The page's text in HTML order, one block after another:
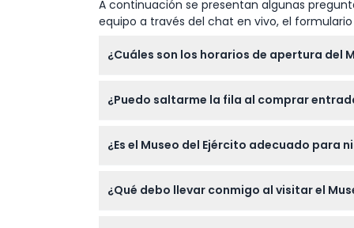
Ubicación
A continuación se presentan algunas
equipo a través del chat en vivo, el
¿Cuáles son los horarios de apertura del
cerrado el 1 de enero, 1 de mayo y 25 de
¿Puedo saltarme la fila al comprar
rápida.
¿Es el Museo del Ejército adecuado para
convierte en una excelente visita
¿Qué debo llevar conmigo al visitar el